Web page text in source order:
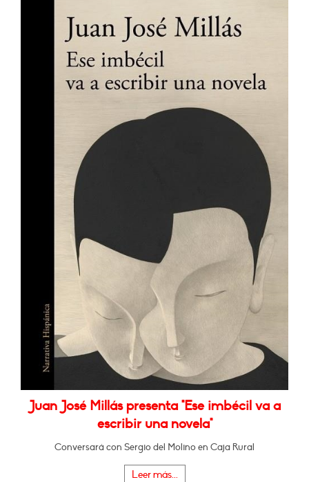
Juan José Millás presenta "Ese imbécil va a
escribir una novela"
Conversará con Sergio del Molino en Caja Rural
Leer más...